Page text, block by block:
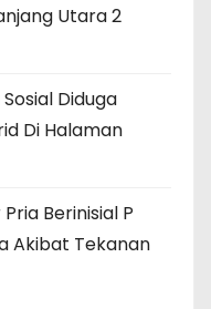
Utara 2
Diduga
Di Halaman
Berinisial P
Akibat Tekanan